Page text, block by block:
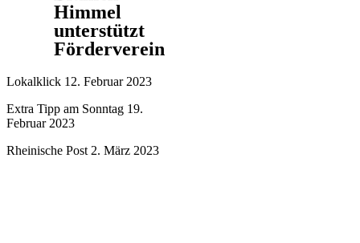
Himmel
unterstützt
Förderverein
Lokalklick 12. Februar 2023
Extra Tipp am Sonntag 19.
Februar 2023
Rheinische Post 2. März 2023